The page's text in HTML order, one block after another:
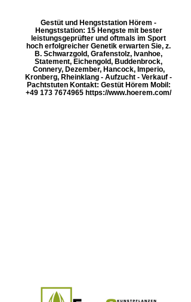
Gestüt und Hengststation Hörem -
Hengststation: 15 Hengste mit bester
leistungsgeprüfter und oftmals im Sport
hoch erfolgreicher Genetik erwarten Sie, z.
B. Schwarzgold, Grafenstolz, Ivanhoe,
Statement, Eichengold, Buddenbrock,
Connery, Dezember, Hancock, Imperio,
Kronberg, Rheinklang - Aufzucht - Verkauf -
Pachtstuten Kontakt: Gestüt Hörem Mobil:
+49 173 7674965 https://www.hoerem.com/